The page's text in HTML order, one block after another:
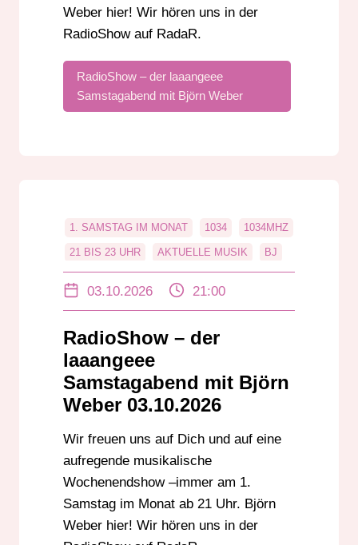
RADIOSHOW RHEINLAND-PFALZ
RUNDFUNK SAMSTAG
STREAM SÜDHESSEN UKW
VERANSTALTUNGSTIPPS
Weber hier! Wir hören uns in der
RadioShow auf RadaR.
RadioShow – der laaangeee
Samstagabend mit Björn Weber
1. SAMSTAG IM MONAT 1034 1034MHZ
21 BIS 23 UHR AKTUELLE MUSIK BJ
CHARTS
DER LANGE SAMSTAGABEND DJ
EDM EVENTS EVENTTIPPS
KABELRADIO MUSIK MUSIKNEWS
PARTYSHOW POP RADIO
RADIOSHOW RHEINLAND-PFALZ
03.10.2026 21:00
RadioShow – der
laaangeee
Samstagabend mit Björn
Weber 03.10.2026
Wir freuen uns auf Dich und auf eine
aufregende musikalische
Wochenendshow –immer am 1.
Samstag im Monat ab 21 Uhr. Björn
Weber hier! Wir hören uns in der